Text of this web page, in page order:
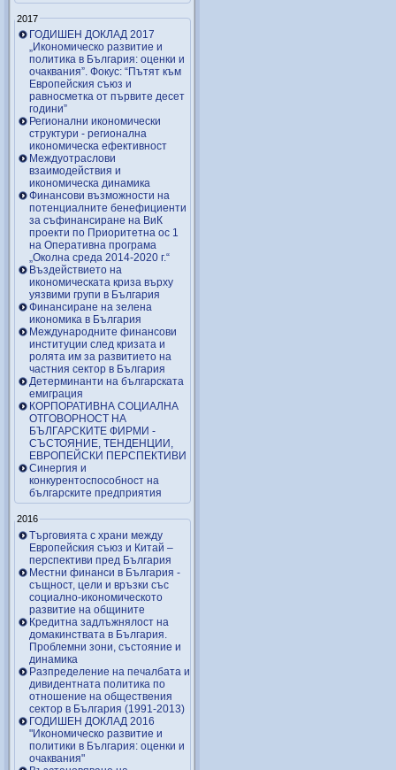
2017
ГОДИШЕН ДОКЛАД 2017
„Икономическо развитие и
политика в България: оценки и
очаквания”. Фокус: “Пътят към
Европейския съюз и
равносметка от първите десет
години”
Регионални икономически
структури - регионална
икономическа ефективност
Междуотраслови
взаимодействия и
икономическа динамика
Финансови възможности на
потенциалните бенефициенти
за съфинансиране на ВиК
проекти по Приоритетна ос 1
на Оперативна програма
„Околна среда 2014-2020 г.“
Въздействието на
икономическата криза върху
уязвими групи в България
Финансиране на зелена
икономика в България
Международните финансови
институции след кризата и
ролята им за развитието на
частния сектор в България
Детерминанти на българската
емиграция
КОРПОРАТИВНА СОЦИАЛНА
ОТГОВОРНОСТ НА
БЪЛГАРСКИТЕ ФИРМИ -
СЪСТОЯНИЕ, ТЕНДЕНЦИИ,
ЕВРОПЕЙСКИ ПЕРСПЕКТИВИ
Синергия и
конкурентоспособност на
българските предприятия
2016
Търговията с храни между
Европейския съюз и Китай –
перспективи пред България
Местни финанси в България -
същност, цели и връзки със
социално-икономическото
развитие на общините
Кредитна задлъжнялост на
домакинствата в България.
Проблемни зони, състояние и
динамика
Разпределение на печалбата и
дивидентната политика по
отношение на обществения
сектор в България (1991-2013)
ГОДИШЕН ДОКЛАД 2016
"Икономическо развитие и
политики в България: оценки и
очаквания"